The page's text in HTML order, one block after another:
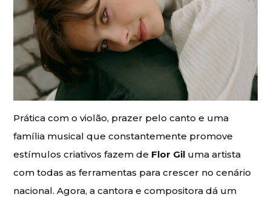
Prática com o violão, prazer pelo canto e uma
família musical que constantemente promove
estímulos criativos fazem de Flor Gil uma artista
com todas as ferramentas para crescer no cenário
nacional. Agora, a cantora e compositora dá um